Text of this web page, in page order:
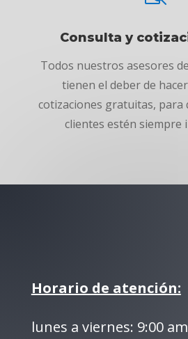
Consulta y
Todos nuestros asesores
tienen el deber de
cotizaciones gratuitas, para
clientes estén siempre
Horario de atención:
lunes a viernes: 9:00